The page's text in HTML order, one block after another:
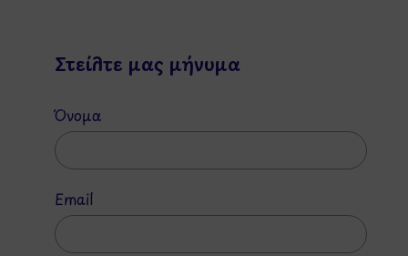
Στείλτε μας μήνυμα
Όνομα
Email